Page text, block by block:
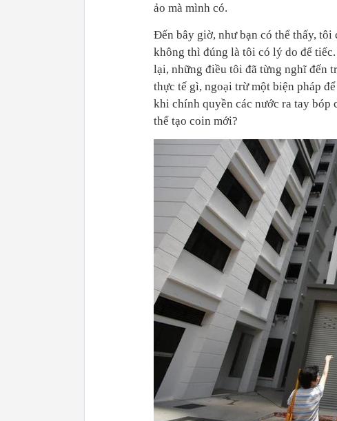
ảo mà mình có.
Đến bây giờ, như bạn có thể thấy, tôi
không thì đúng là tôi có lý do để
lại, những điều tôi đã từng nghĩ đến
thực tế gì, ngoại trừ một biện pháp
khi chính quyền các nước ra tay
thể tạo coin mới?